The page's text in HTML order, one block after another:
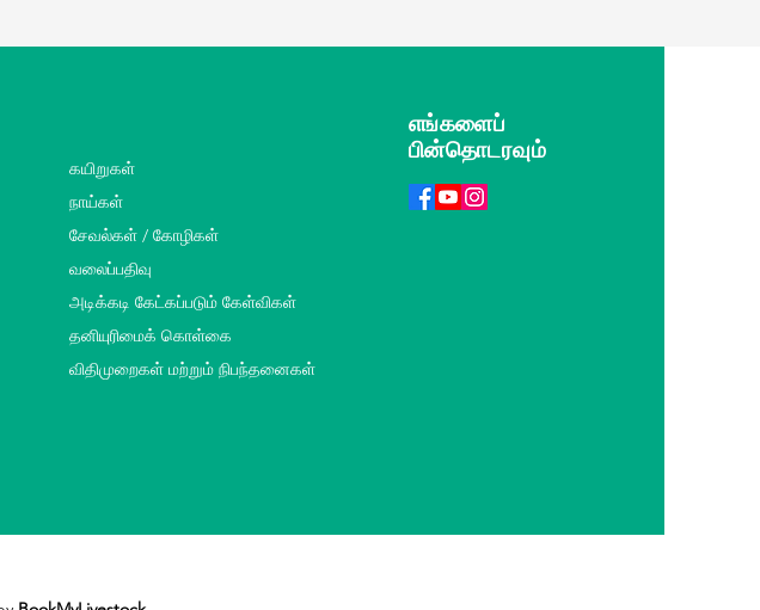
கயிறுகள்
நாய்கள்
சேவல்கள் / கோழிகள்
வலைப்பதிவு
அடிக்கடி கேட்கப்படும் கேள்விகள்
தனியுரிமைக் கொள்கை
விதிமுறைகள் மற்றும் நிபந்தனைகள்
எங்களைப்
பின்தொடரவும்